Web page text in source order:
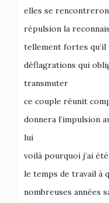
elles se
répulsion la
tellement fortes qu’il
déflagrations qui
transmuter
ce couple réunit
donnera l’impulsion
lui
voilà pourquoi j’ai
le temps de travail à
nombreuses années